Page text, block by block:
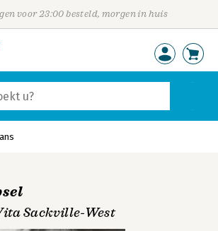
voor 23:00 besteld, morgen in huis
Sackville-West